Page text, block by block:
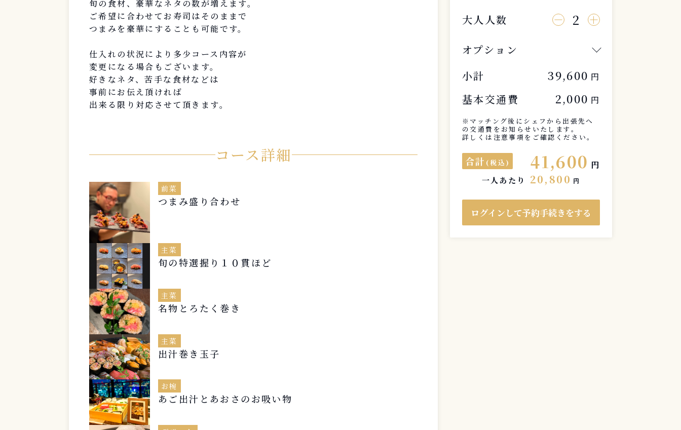
旬の食材、豪華なネタの数が増えます。
ご希望に合わせてお寿司はそのままで
つまみを豪華にすることも可能です。
仕入れの状況により多少コース内容が
変更になる場合もございます。
好きなネタ、苦手な食材などは
事前にお伝え頂ければ
出来る限り対応させて頂きます。
コース詳細
前菜
つまみ盛り合わせ
主菜
旬の特選握り１０貫ほど
主菜
名物とろたく巻き
主菜
出汁巻き玉子
お椀
あご出汁とあおさのお吸い物
大人人数 2
オプション
小計
39,600 円
基本交通費 2,000 円
※マッチング後にシェフから出張先へ
の交通費をお知らせいたします。
詳しくは注意事項をご確認ください。
合計 (税込) 41,600 円
一人あたり 20,800 円
ログインして予約手続きをする